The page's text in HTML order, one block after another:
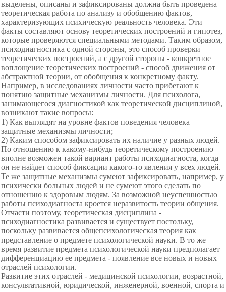
выделены, описаны и зафиксированы должна быть проведена
теоретическая работа по анализу и обобщению фактов,
характеризующих психическую реальность человека. Эти
факты составляют основу теоретических построений и гипотез,
которые проверяются специальными методами. Таким образом,
психодиагностика с одной стороны, это способ проверки
теоретических построений, а с другой стороны - конкретное
воплощение теоретических построений - способ движения от
абстрактной теории, от обобщения к конкретному факту.
Например, в исследованиях личности часто прибегают к
понятию защитные механизмы личности. Для психолога,
занимающегося диагностикой как теоретической дисциплиной,
возникают такие вопросы:
1) Как выглядят на уровне фактов поведения человека
защитные механизмы личности;
2) Каким способом зафиксировать их наличие у разных людей.
По отношению к какому-нибудь теоретическому построению
вполне возможен такой вариант работы психодиагноста, когда
он не найдет способ фиксации какого-то явления у всех людей.
Те же защитные механизмы сумеют зафиксировать, например, у
психически больных людей и не сумеют этого сделать по
отношению к здоровым людям. За возможной неуспешностью
работы психодиагноста кроется неразвитость теории общения.
Отчасти поэтому, теоретическая дисциплина -
психодиагностика развивается и существует постольку,
поскольку развивается общепсихологическая теория как
представление о предмете психологической науки. В то же
время развитие предмета психологической науки предполагает
дифференциацию ее предмета - появление все новых и новых
отраслей психологии.
Развитие этих отраслей - медицинской психологии, возрастной,
консультативной, юридической, инженерной, военной, спорта и